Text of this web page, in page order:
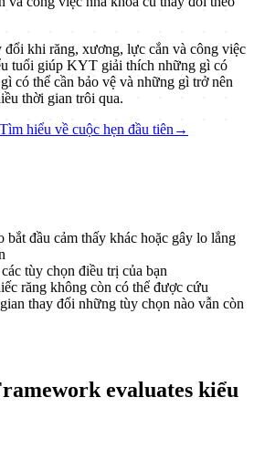
đổi khi răng, xương, lực cắn và công việc
tuổi giúp KYT giải thích những gì có
có thể cần bảo vệ và những gì trở nên
thời gian trôi qua.
Tìm hiểu về cuộc hẹn đầu tiên →
bắt đầu cảm thấy khác hoặc gây lo lắng
tùy chọn điều trị của bạn
răng không còn có thể được cứu
thay đổi những tùy chọn nào vẫn còn
evaluates kiểu